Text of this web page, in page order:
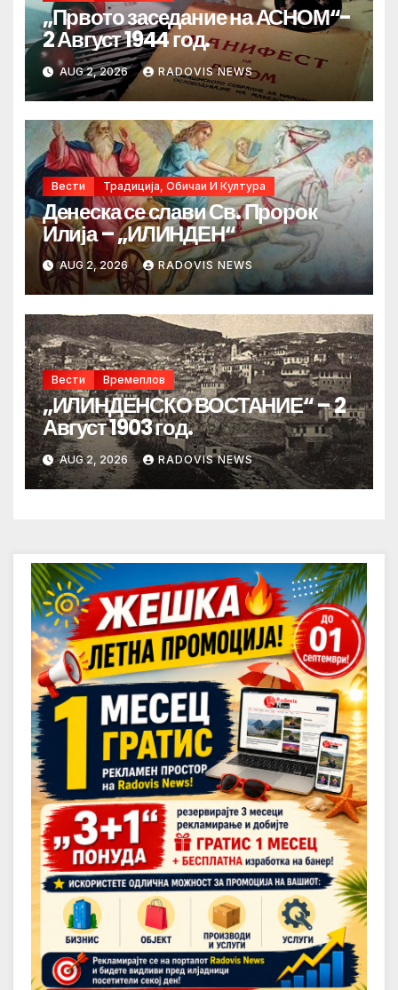
„Првото заседание на АСНОМ“-
2 Август 1944 год.
AUG 2, 2026 RADOVIS NEWS
Вести Традиција, Обичаи И Култура
Денеска се слави Св. Пророк
Илија – „ИЛИНДЕН“
AUG 2, 2026 RADOVIS NEWS
Вести Времеплов
„ИЛИНДЕНСКО ВОСТАНИЕ“ – 2
Август 1903 год.
AUG 2, 2026 RADOVIS NEWS